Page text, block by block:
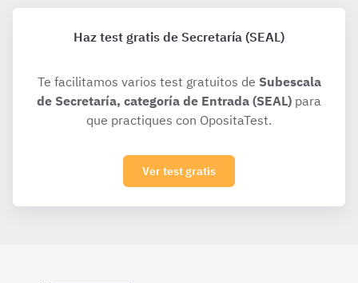
Haz test gratis de Secretaría (SEAL)
Te facilitamos varios test gratuitos de Subescala
de Secretaría, categoría de Entrada (SEAL) para
que practiques con OpositaTest.
Ver test gratis